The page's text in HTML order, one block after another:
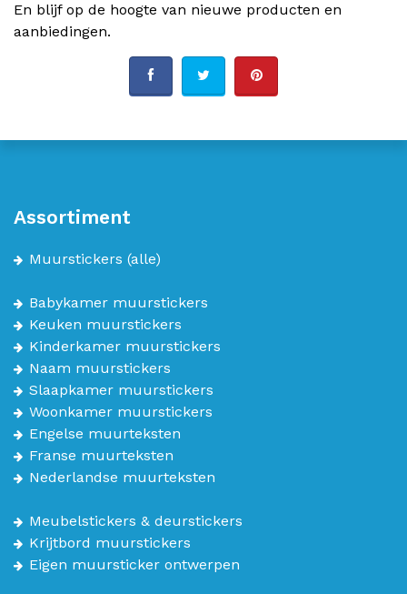
En blijf op de hoogte van nieuwe producten en
aanbiedingen.
Assortiment
Muurstickers (alle)
Babykamer muurstickers
Keuken muurstickers
Kinderkamer muurstickers
Naam muurstickers
Slaapkamer muurstickers
Woonkamer muurstickers
Engelse muurteksten
Franse muurteksten
Nederlandse muurteksten
Meubelstickers & deurstickers
Krijtbord muurstickers
Eigen muursticker ontwerpen